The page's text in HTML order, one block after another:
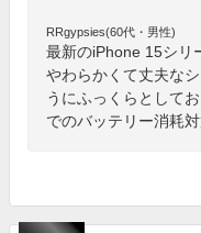
RRgypsies(60代・男性)
最新のiPhone 15シリ
やわらかくて丈夫な
うにふっくらとして
でのバッテリー消耗対